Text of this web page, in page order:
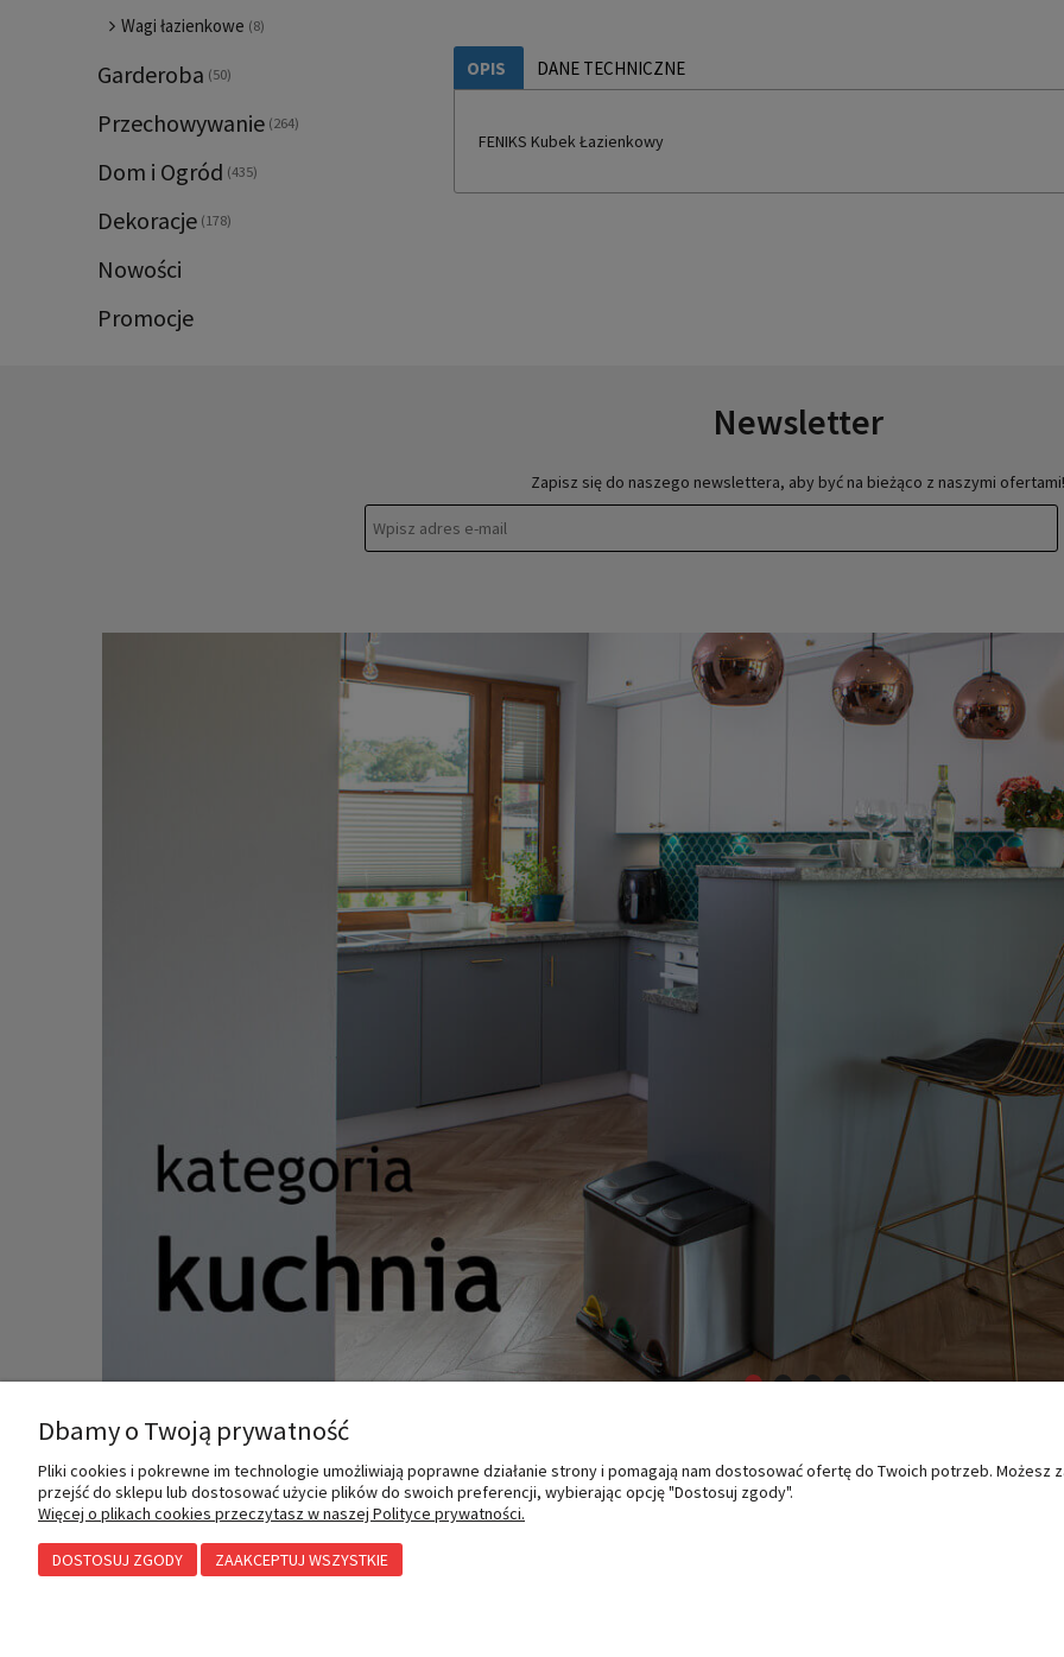
Wagi łazienkowe (8)
Garderoba (50)
Przechowywanie (264)
Dom i Ogród (435)
Dekoracje (178)
Nowości
Promocje
OPIS DANE TECHNICZNE
FENIKS Kubek Łazienkowy
Newsletter
Zapisz się do naszego newslettera, aby być na bieżąco z naszymi ofertami!
MOJE KONTO
Twoje zamówienia
INFORMACJE
Polityka prywatności
O NAS
Dbamy o Twoją prywatność
Pliki cookies i pokrewne im technologie umożliwiają poprawne działanie strony i pomagają nam dostosować ofertę do Twoich potrzeb.
przejść do sklepu lub dostosować użycie plików do swoich preferencji, wybierając opcję "Dostosuj zgody".
Więcej o plikach cookies przeczytasz w naszej Polityce prywatności.
DOSTOSUJ ZGODY ZAAKCEPTUJ WSZYSTKIE